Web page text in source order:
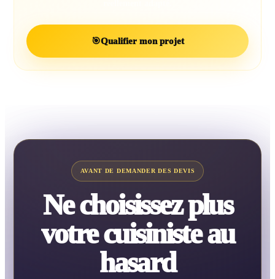
🎯Qualifier mon projet
AVANT DE DEMANDER DES DEVIS
Ne choisissez plus
votre cuisiniste au
hasard